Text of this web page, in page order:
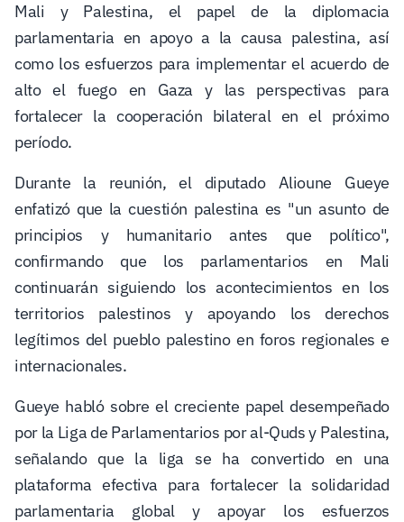
Mali y Palestina, el papel de la diplomacia
parlamentaria en apoyo a la causa palestina, así
como los esfuerzos para implementar el acuerdo de
alto el fuego en Gaza y las perspectivas para
fortalecer la cooperación bilateral en el próximo
período.
Durante la reunión, el diputado Alioune Gueye
enfatizó que la cuestión palestina es "un asunto de
principios y humanitario antes que político",
confirmando que los parlamentarios en Mali
continuarán siguiendo los acontecimientos en los
territorios palestinos y apoyando los derechos
legítimos del pueblo palestino en foros regionales e
internacionales.
Gueye habló sobre el creciente papel desempeñado
por la Liga de Parlamentarios por al-Quds y Palestina,
señalando que la liga se ha convertido en una
plataforma efectiva para fortalecer la solidaridad
parlamentaria global y apoyar los esfuerzos